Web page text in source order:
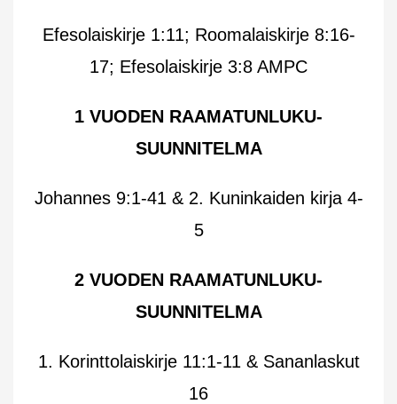
Efesolaiskirje 1:11; Roomalaiskirje 8:16-
17; Efesolaiskirje 3:8 AMPC
1 VUODEN RAAMATUNLUKU-
SUUNNITELMA
Johannes 9:1-41 & 2. Kuninkaiden kirja 4-
5
2 VUODEN RAAMATUNLUKU-
SUUNNITELMA
1. Korinttolaiskirje 11:1-11 & Sananlaskut
16